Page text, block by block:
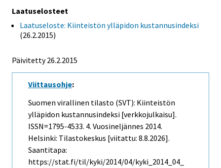
Laatuselosteet
Laatuseloste: Kiinteistön ylläpidon kustannusindeksi
(26.2.2015)
Päivitetty 26.2.2015
Viittausohje:
Suomen virallinen tilasto (SVT): Kiinteistön
ylläpidon kustannusindeksi [verkkojulkaisu].
ISSN=1795-4533. 4. Vuosineljännes 2014.
Helsinki: Tilastokeskus [viitattu: 8.8.2026].
Saantitapa:
https://stat.fi/til/kyki/2014/04/kyki_2014_04_